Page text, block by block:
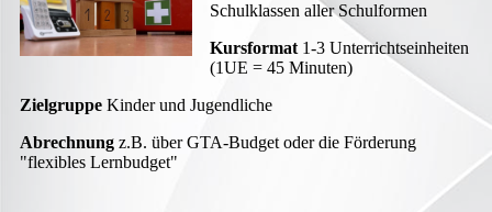
Schulklassen aller Schulformen
Kursformat 1-3 Unterrichtseinheiten
(1UE = 45 Minuten)
ZielgruppeKinder und Jugendliche
Abrechnungz.B. über GTA-Budget oder die Förderung
"flexibles Lernbudget"